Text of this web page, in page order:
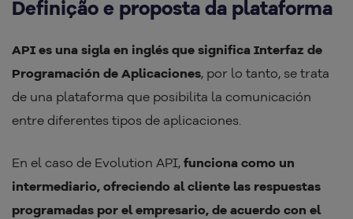
Definição e proposta da plataforma
API es una sigla en inglés que significa Interfaz de
Programación de Aplicaciones, por lo tanto, se trata
de una plataforma que posibilita la comunicación
entre diferentes tipos de aplicaciones.
En el caso de Evolution API, funciona como un
intermediario, ofreciendo al cliente las respuestas
programadas por el empresario, de acuerdo con el